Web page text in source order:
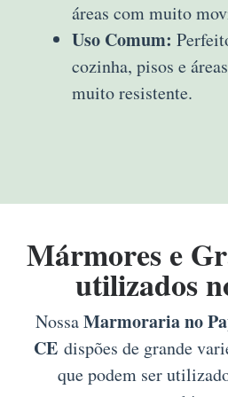
áreas com muito
Uso Comum:
cozinha, pisos e
muito resistente.
Mármores e
utilizados
NossaMarmoraria no
CEdispões de grande
que podem ser